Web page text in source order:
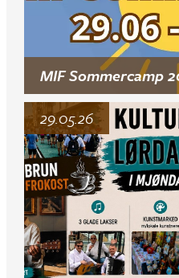
MIF Sommercamp
29.05.26